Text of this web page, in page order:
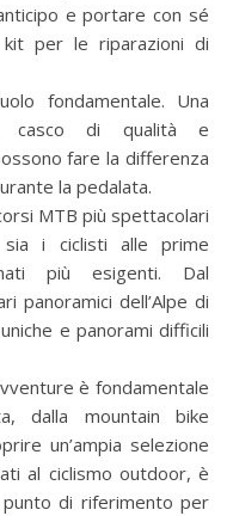
e portare con sé
per le riparazioni di
fondamentale. Una
casco di qualità e
fare la differenza
la pedalata.
MTB più spettacolari
sia i ciclisti alle prime
più esigenti. Dal
panoramici dell’Alpe di
e panorami difficili
è fondamentale
dalla mountain bike
un’ampia selezione
al ciclismo outdoor, è
di riferimento per